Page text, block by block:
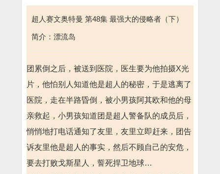
超人赛文奥特曼 第48集 最强大的侵略者（下）
简介：漂流岛
团累倒之后，被送到医院，医生要为他拍摄X光
片，他怕别人知道他是超人的秘密，于是逃离了
医院，走在半路昏倒，被小男孩阿其欧和他的母
亲救起，小男孩知道团是超人警备队的成员后，
悄悄地打电话通知了友里，友里立即赶来，团告
诉友里他是超人的事实，然后不顾自己的安危，
要去打败戈斯星人，誓死捍卫地球…